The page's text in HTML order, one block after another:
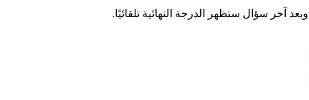
آخر سؤال ستظهر الدرجة النهائية تلقائيًا.